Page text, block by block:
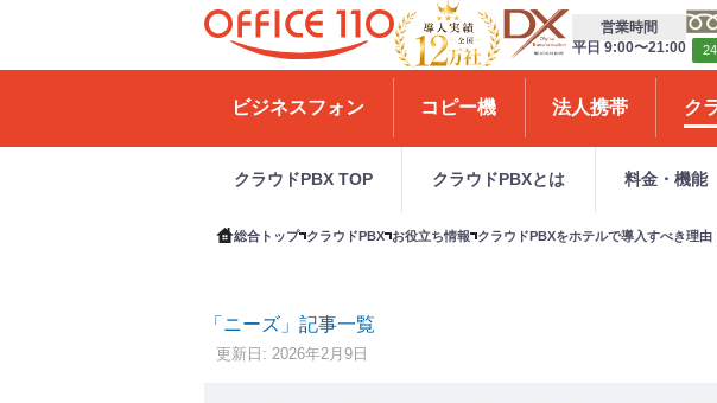
H
e
営業時間
平日 9:00〜21:00
ビジネスフォン コピー機 法人携帯 ク
クラウドPBX TOP クラウドPBXとは 料金・機能
総合トップ クラウドPBX お役立ち情報 クラウドPBXをホテルで導入すべき理
「ニーズ」記事一覧
更新日: 2026年2月9日